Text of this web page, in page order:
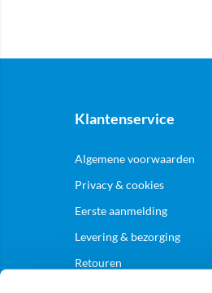
Klantenservice
Algemene voorwaarden
Privacy & cookies
Eerste aanmelding
Levering & bezorging
Retouren